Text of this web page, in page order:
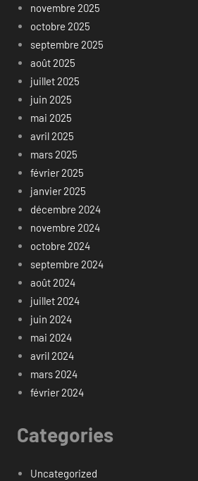
novembre 2025
octobre 2025
septembre 2025
août 2025
juillet 2025
juin 2025
mai 2025
avril 2025
mars 2025
février 2025
janvier 2025
décembre 2024
novembre 2024
octobre 2024
septembre 2024
août 2024
juillet 2024
juin 2024
mai 2024
avril 2024
mars 2024
février 2024
Categories
Uncategorized